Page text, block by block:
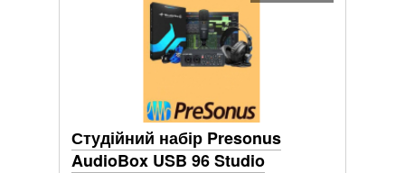
Студійний набір Presonus
AudioBox USB 96 Studio